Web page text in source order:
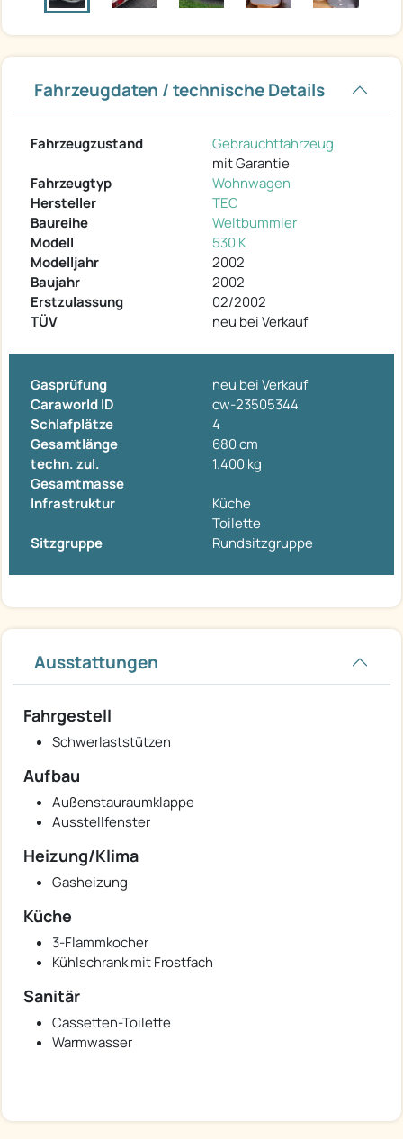
Fahrzeugdaten / technische Details
Fahrzeugzustand
Gebrauchtfahrzeug
mit Garantie
Fahrzeugtyp
Wohnwagen
Hersteller
TEC
Baureihe
Weltbummler
Modell
530 K
Modelljahr
2002
Baujahr
2002
Erstzulassung
02/2002
TÜV
neu bei Verkauf
Gasprüfung
neu bei Verkauf
Caraworld ID
cw-23505344
Schlafplätze
4
Gesamtlänge
680 cm
techn. zul.
Gesamtmasse
1.400 kg
Infrastruktur
Küche
Toilette
Sitzgruppe
Rundsitzgruppe
Ausstattungen
Fahrgestell
Schwerlaststützen
Aufbau
Außenstauraumklappe
Ausstellfenster
Heizung/Klima
Gasheizung
Küche
3-Flammkocher
Kühlschrank mit Frostfach
Sanitär
Cassetten-Toilette
Warmwasser